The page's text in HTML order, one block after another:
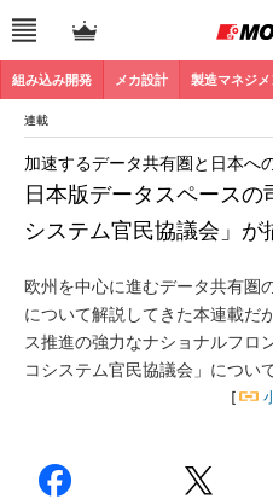
組み込み開発 メカ設計 製造マネジメ
連載
日本版データスペース
システム官民協議会」が
加速するデータ共有圏と日本へ
欧州を中心に進むデータ共有圏
について解説してきた本連載だ
ス推進の強力なナショナルフロ
コシステム官民協議会」につい
[